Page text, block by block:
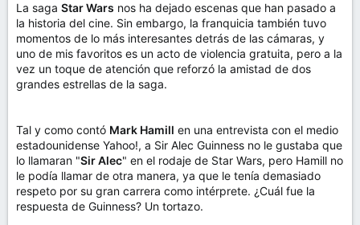
La saga Star Wars nos ha dejado escenas que han pasado a
la historia del cine. Sin embargo, la franquicia también tuvo
momentos de lo más interesantes detrás de las cámaras, y
uno de mis favoritos es un acto de violencia gratuita, pero a la
vez un toque de atención que reforzó la amistad de dos
grandes estrellas de la saga.
Tal y como contó Mark Hamill en una entrevista con el medio
estadounidense Yahoo!, a Sir Alec Guinness no le gustaba que
lo llamaran "Sir Alec" en el rodaje de Star Wars, pero Hamill no
le podía llamar de otra manera, ya que le tenía demasiado
respeto por su gran carrera como intérprete. ¿Cuál fue la
respuesta de Guinness? Un tortazo.